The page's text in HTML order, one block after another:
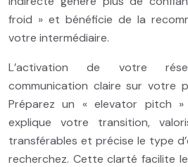
froid » et bénéficie de la
votre intermédiaire.
L’activation de votre
communication claire sur votre
Préparez un « elevator pitch
explique votre transition,
transférables et précise le type
recherchez. Cette clarté facilite